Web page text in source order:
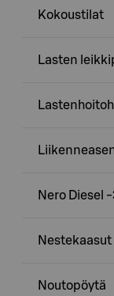
Kokoustilat
Lasten
Nero
Nestekaasut
Noutopöytä